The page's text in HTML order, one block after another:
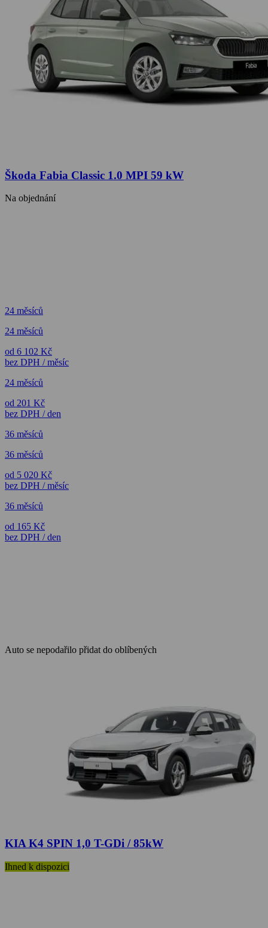
Škoda Fabia Classic 1.0 MPI 59 kW
Na objednání
24 měsíců
24 měsíců
od 6 102 Kč
bez DPH / měsíc
24 měsíců
od 201 Kč
bez DPH / den
36 měsíců
36 měsíců
od 5 020 Kč
bez DPH / měsíc
36 měsíců
od 165 Kč
bez DPH / den
Auto se nepodařilo přidat do oblíbených
KIA K4 SPIN 1,0 T-GDi / 85kW
Ihned k dispozici